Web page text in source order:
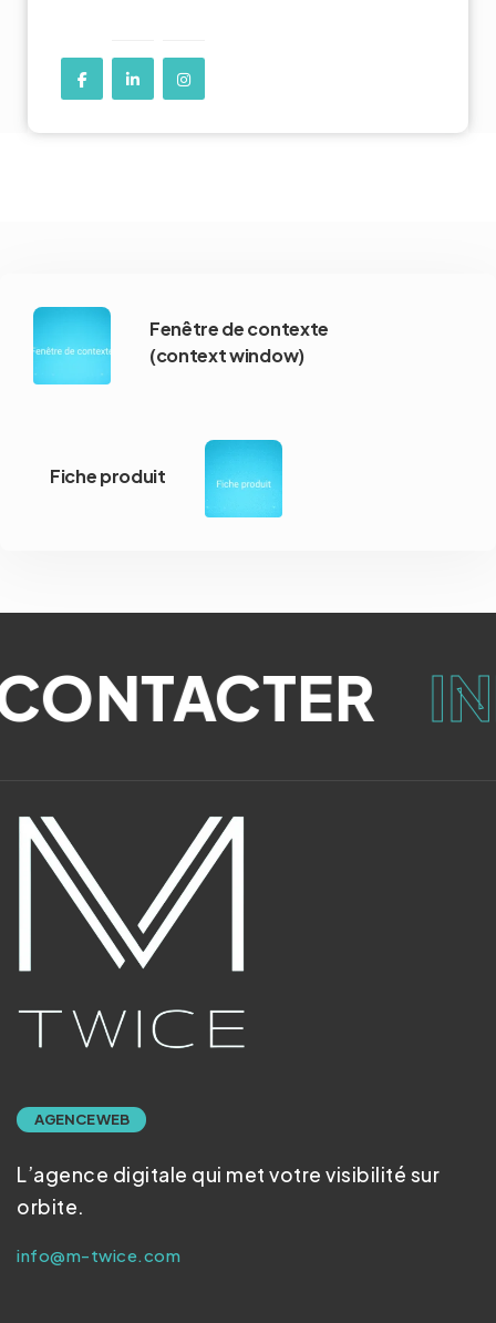
Fenêtre de contexte
(context window)
Fiche produit
AGENCE WEB
L’agence digitale qui met votre visibilité sur
orbite.
info@m-twice.com